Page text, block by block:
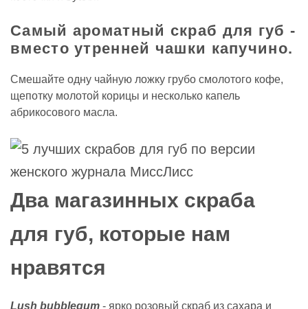
Самый ароматный скраб для губ -
вместо утренней чашки капучино.
Смешайте одну чайную ложку грубо смолотого кофе,
щепотку молотой корицы и несколько капель
абрикосового масла.
Два магазинных скраба
для губ, которые нам
нравятся
Lush bubblegum - ярко розовый скраб из сахара и